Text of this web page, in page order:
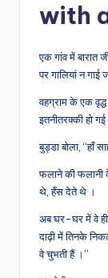
with
एक गांव में बारात
पर गालियां न गाई
वहग्राम के एक
इतनीतरक्की हो गई
बुड्डा बोला, “हाँ
फलाने की
थे, हँस देते थे ।
अब घर-घर में वे ही
दाढ़ी में तिनके
वे चुभती हैं ।”